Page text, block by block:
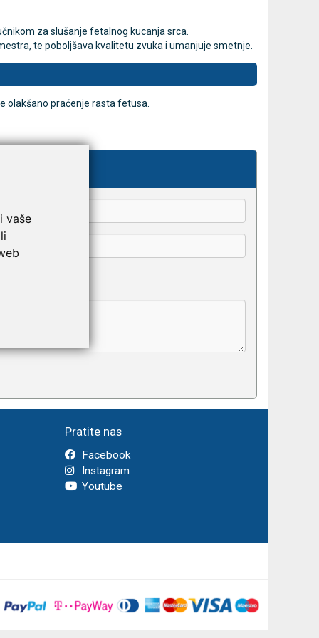
vaše
za slušanje fetalnog kucanja srca.
te poboljšava kvalitetu zvuka i umanjuje smetnje.
olakšano praćenje rasta fetusa.
Novo MESI mTABLET ABI -
gležanjski indeks
Cijena na upit
013637453
DODAJ
Pratite nas
Facebook
Instagram
Youtube